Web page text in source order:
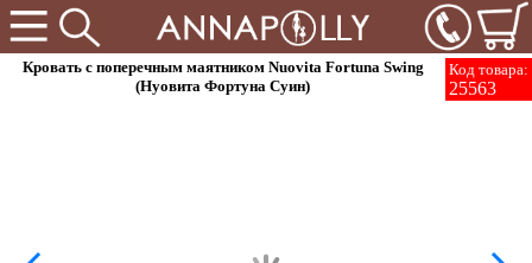
Код товара:
25563
Кровать с поперечным маятником Nuovita Fortuna Swing
(Нуовита Фортуна Суин)